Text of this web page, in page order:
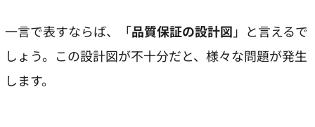
一言で表すならば、「品質保証の設計図 」と言えるで
しょう。この設計図が不十分だと、様々な問題が発生
します。